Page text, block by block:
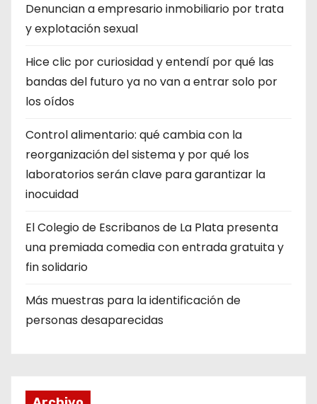
Denuncian a empresario inmobiliario por trata
y explotación sexual
Hice clic por curiosidad y entendí por qué las
bandas del futuro ya no van a entrar solo por
los oídos
Control alimentario: qué cambia con la
reorganización del sistema y por qué los
laboratorios serán clave para garantizar la
inocuidad
El Colegio de Escribanos de La Plata presenta
una premiada comedia con entrada gratuita y
fin solidario
Más muestras para la identificación de
personas desaparecidas